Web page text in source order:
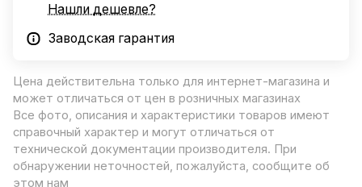
Нашли дешевле?
Заводская гарантия
Цена действительна только для интернет-магазина и
может отличаться от цен в розничных магазинах
Все фото, описания и характеристики товаров имеют
справочный характер и могут отличаться от
технической документации производителя. При
обнаружении неточностей, пожалуйста, сообщите об
этом нам